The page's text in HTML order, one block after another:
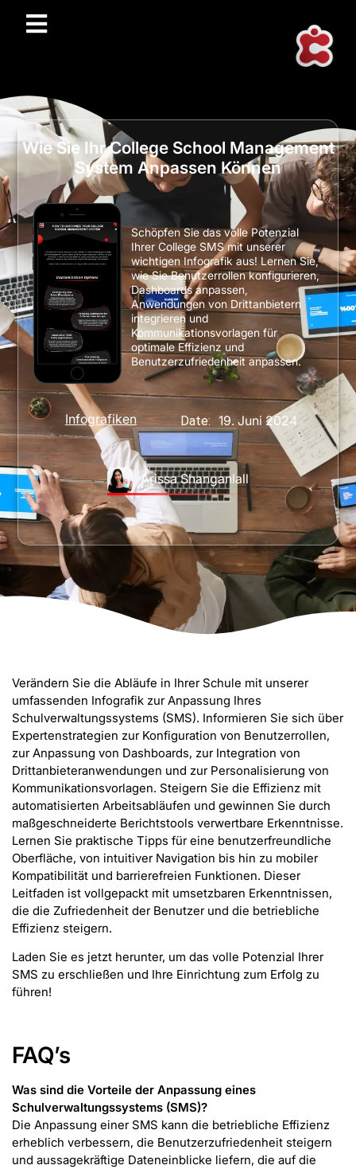
Wie Sie Ihr College School Management
System Anpassen Können
Infografiken Date: 19. Juni 2024
Arissa Shanganlall
Schöpfen Sie das volle Potenzial
Ihrer College SMS mit unserer
wichtigen Infografik aus! Lernen Sie,
wie Sie Benutzerrollen konfigurieren,
Dashboards anpassen,
Anwendungen von Drittanbietern
integrieren und
Kommunikationsvorlagen für
optimale Effizienz und
Benutzerzufriedenheit anpassen.
Verändern Sie die Abläufe in Ihrer Schule mit unserer
umfassenden Infografik zur Anpassung Ihres
Schulverwaltungssystems (SMS). Informieren Sie sich über
Expertenstrategien zur Konfiguration von Benutzerrollen,
zur Anpassung von Dashboards, zur Integration von
Drittanbieteranwendungen und zur Personalisierung von
Kommunikationsvorlagen. Steigern Sie die Effizienz mit
automatisierten Arbeitsabläufen und gewinnen Sie durch
maßgeschneiderte Berichtstools verwertbare Erkenntnisse.
Lernen Sie praktische Tipps für eine benutzerfreundliche
Oberfläche, von intuitiver Navigation bis hin zu mobiler
Kompatibilität und barrierefreien Funktionen. Dieser
Leitfaden ist vollgepackt mit umsetzbaren Erkenntnissen,
die die Zufriedenheit der Benutzer und die betriebliche
Effizienz steigern.
Laden Sie es jetzt herunter, um das volle Potenzial Ihrer
SMS zu erschließen und Ihre Einrichtung zum Erfolg zu
führen!
FAQ’s
Was sind die Vorteile der Anpassung eines
Schulverwaltungssystems (SMS)?
Die Anpassung einer SMS kann die betriebliche Effizienz
erheblich verbessern, die Benutzerzufriedenheit steigern
und aussagekräftige Dateneinblicke liefern, die auf die